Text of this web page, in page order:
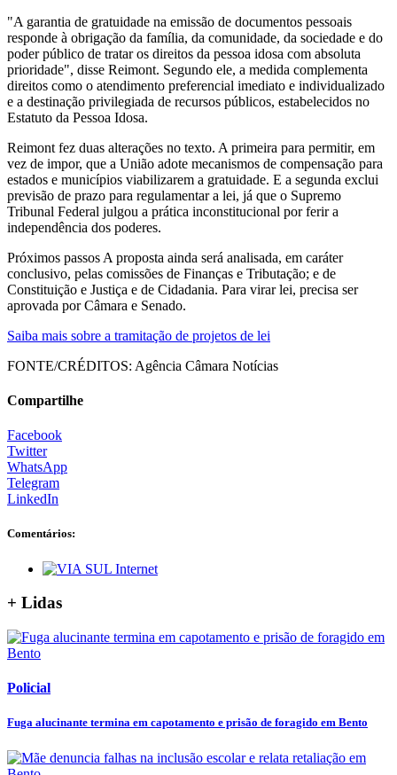
"A garantia de gratuidade na emissão de documentos pessoais
responde à obrigação da família, da comunidade, da sociedade e do
poder público de tratar os direitos da pessoa idosa com absoluta
prioridade", disse Reimont. Segundo ele, a medida complementa
direitos como o atendimento preferencial imediato e individualizado
e a destinação privilegiada de recursos públicos, estabelecidos no
Estatuto da Pessoa Idosa.
Reimont fez duas alterações no texto. A primeira para permitir, em
vez de impor, que a União adote mecanismos de compensação para
estados e municípios viabilizarem a gratuidade. E a segunda exclui
previsão de prazo para regulamentar a lei, já que o Supremo
Tribunal Federal julgou a prática inconstitucional por ferir a
independência dos poderes.
Próximos passos A proposta ainda será analisada, em caráter
conclusivo, pelas comissões de Finanças e Tributação; e de
Constituição e Justiça e de Cidadania. Para virar lei, precisa ser
aprovada por Câmara e Senado.
Saiba mais sobre a tramitação de projetos de lei
FONTE/CRÉDITOS: Agência Câmara Notícias
Compartilhe
Facebook
Twitter
WhatsApp
Telegram
LinkedIn
Comentários:
+ Lidas
Policial
Fuga alucinante termina em capotamento e prisão de foragido em Bento